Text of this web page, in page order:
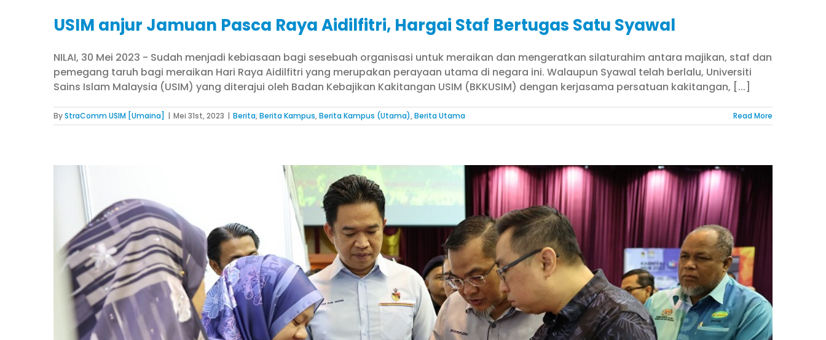
USIM anjur Jamuan Pasca Raya Aidilfitri, Hargai Staf Bertugas Satu Syawal
NILAI, 30 Mei 2023 - Sudah menjadi kebiasaan bagi sesebuah organisasi untuk meraikan dan mengeratkan silaturahim antara majikan, staf dan
pemegang taruh bagi meraikan Hari Raya Aidilfitri yang merupakan perayaan utama di negara ini. Walaupun Syawal telah berlalu, Universiti
Sains Islam Malaysia (USIM) yang diterajui oleh Badan Kebajikan Kakitangan USIM (BKKUSIM) dengan kerjasama persatuan kakitangan, [...]
ByStraComm USIM [Umaina] | Mei 31st, 2023 | Berita,Berita Kampus,Berita Kampus (Utama),Berita Utama Read More